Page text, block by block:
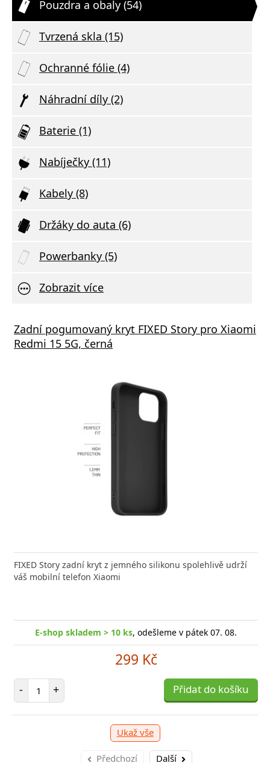
Pouzdra a obaly (54)
Tvrzená skla (15)
Ochranné fólie (4)
Náhradní díly (2)
Baterie (1)
Nabíječky (11)
Kabely (8)
Držáky do auta (6)
Powerbanky (5)
Zobrazit více
Zadní pogumovaný kryt FIXED Story pro Xiaomi
Redmi 15 5G, černá
FIXED Story zadní kryt z jemného silikonu spolehlivě udrží
váš mobilní telefon Xiaomi
E-shop skladem > 10 ks, odešleme v pátek 07. 08.
299 Kč
- Počet položek
+ Přidat do košíku
Ukaž vše
Předchozí Další